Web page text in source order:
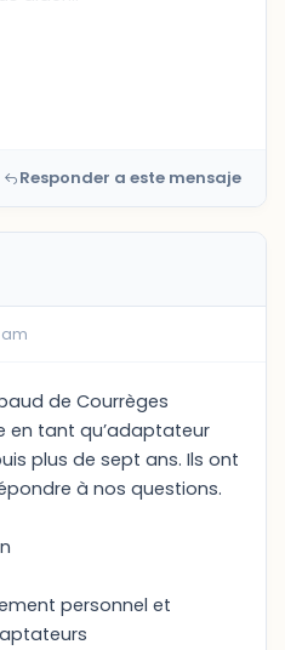
Responder a este mensaje
de Courrèges
en tant qu’adaptateur
plus de sept ans. Ils ont
à nos questions.
personnel et